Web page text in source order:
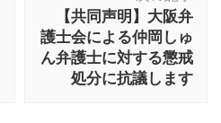
【共同声明】大阪弁
護士会による仲岡しゅ
ん弁護士に対する懲戒
処分に抗議します